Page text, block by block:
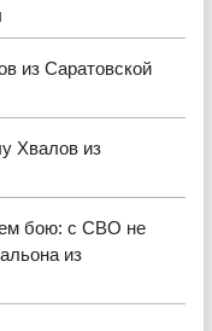
из Саратовской
Хвалов из
бою: с СВО не
из